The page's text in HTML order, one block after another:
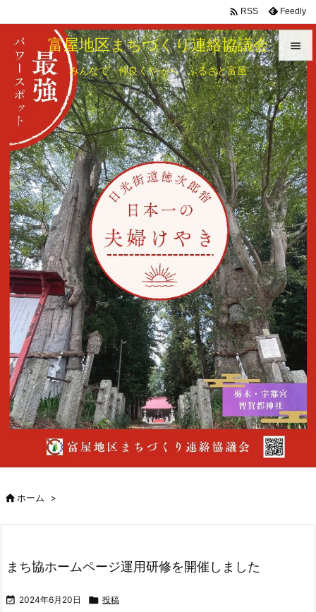
富屋地区まちづくり連絡協議会
みんなで 仲良くやっぺ ふるさと富屋


メニュ

サイド

前へ

次へ

検索
 RSS Feedly
ホーム >
まち協ホームページ運用研修を開催しました
 2024年6月20日  投稿